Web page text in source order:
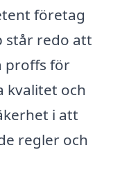
företag
står redo att
proffs för
kvalitet och
i att
regler och